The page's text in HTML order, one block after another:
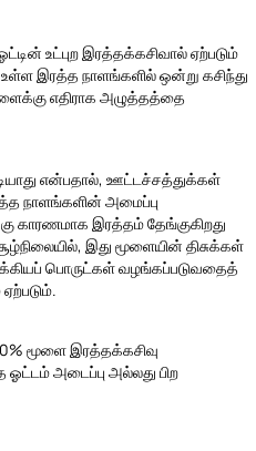
உட்புற இரத்தக்கசிவால் ஏற்படும்
இரத்த நாளங்களில் ஒன்று கசிந்து
எதிராக அழுத்தத்தை
என்பதால், ஊட்டச்சத்துக்கள்
நாளங்களின் அமைப்பு
காரணமாக இரத்தம் தேங்குகிறது
இது மூளையின் திசுக்கள்
பொருட்கள் வழங்கப்படுவதைத்
மூளை இரத்தக்கசிவு
அடைப்பு அல்லது பிற